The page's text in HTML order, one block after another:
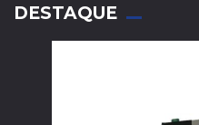
DESTAQUE